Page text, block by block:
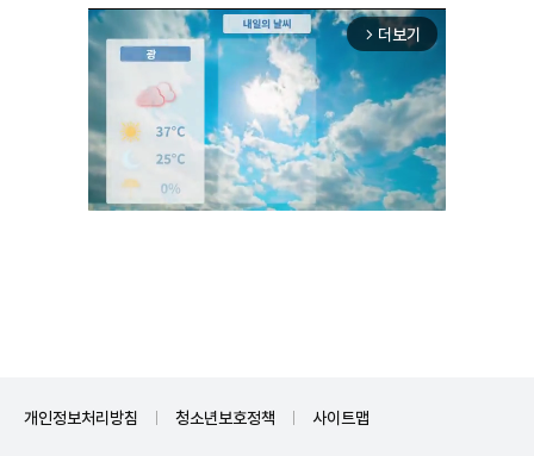
arrow_forward_ios 더보기
개인정보처리방침 청소년보호정책 사이트맵